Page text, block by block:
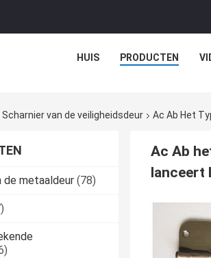
HUIS PRODUCTEN
Scharnier van de veiligheidsdeur Ac Ab Het
de metaaldeur (78)
Ac Ab
lanceert